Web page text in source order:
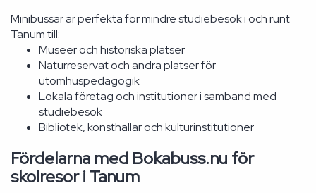
Minibussar är perfekta för mindre studiebesök i och runt
Tanum till:
Museer och historiska platser
Naturreservat och andra platser för
utomhuspedagogik
Lokala företag och institutioner i samband med
studiebesök
Bibliotek, konsthallar och kulturinstitutioner
Fördelarna med Bokabuss.nu för
skolresor i Tanum